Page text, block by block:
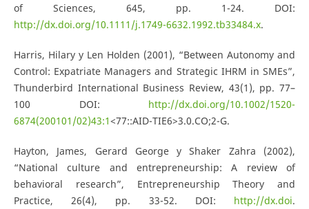
of Sciences, 645, pp. 1-24. DOI:
http://dx.doi.org/10.1111/j.1749-6632.1992.tb33484.x.
Harris, Hilary y Len Holden (2001), “Between Autonomy and
Control: Expatriate Managers and Strategic IHRM in SMEs”,
Thunderbird International Business Review, 43(1), pp. 77–
100 DOI: http://dx.doi.org/10.1002/1520-
6874(200101/02)43:1<77::AID-TIE6>3.0.CO;2-G.
Hayton, James, Gerard George y Shaker Zahra (2002),
“National culture and entrepreneurship: A review of
behavioral research”, Entrepreneurship Theory and
Practice, 26(4), pp. 33-52. DOI: http://dx.doi.